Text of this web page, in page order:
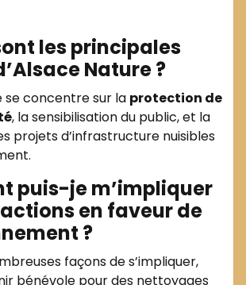
les principales
Nature ?
se concentre sur la protection de
, la sensibilisation du public, et la
projets d’infrastructure nuisibles
puis-je m’impliquer
en faveur de
?
façons de s’impliquer,
bénévole pour des nettoyages